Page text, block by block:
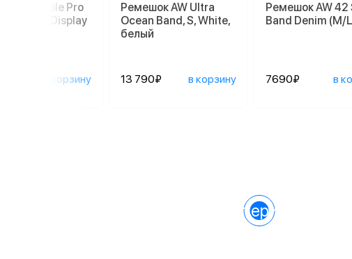
Apple Pro
для Pro Display
в корзину
Ремешок AW Ultra
Ocean Band, S, White,
белый
13 790₽ в корзину
Ремешок AW 42
Band Denim (M/
7690₽ в
Характеристики